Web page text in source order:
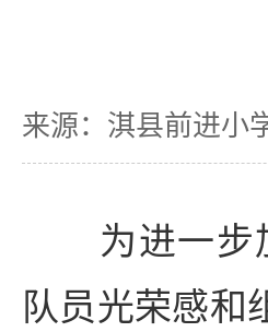
来源：淇县前进小
为进一步
队员光荣感和